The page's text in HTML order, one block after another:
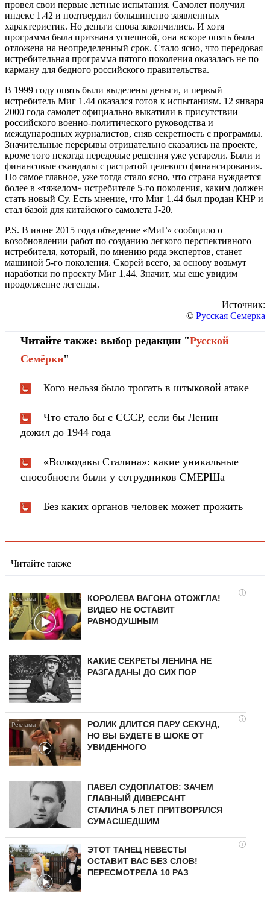
провел свои первые летные испытания. Самолет получил
индекс 1.42 и подтвердил большинство заявленных
характеристик. Но деньги снова закончились. И хотя
программа была признана успешной, она вскоре опять была
отложена на неопределенный срок. Стало ясно, что передовая
истребительная программа пятого поколения оказалась не по
карману для бедного российского правительства.
В 1999 году опять были выделены деньги, и первый
истребитель Миг 1.44 оказался готов к испытаниям. 12 января
2000 года самолет официально выкатили в присутствии
российского военно-политического руководства и
международных журналистов, сняв секретность с программы.
Значительные перерывы отрицательно сказались на проекте,
кроме того некогда передовые решения уже устарели. Были и
финансовые скандалы с растратой целевого финансирования.
Но самое главное, уже тогда стало ясно, что страна нуждается
более в «тяжелом» истребителе 5-го поколения, каким должен
стать новый Су. Есть мнение, что Миг 1.44 был продан КНР и
стал базой для китайского самолета J-20.
P.S. В июне 2015 года объедение «МиГ» сообщило о
возобновлении работ по созданию легкого перспективного
истребителя, который, по мнению ряда экспертов, станет
машиной 5-го поколения. Скорей всего, за основу возьмут
наработки по проекту Миг 1.44. Значит, мы еще увидим
продолжение легенды.
Источник:
© Русская Семерка
Читайте также: выбор редакции "Русской
Cемёрки"
Кого нельзя было трогать в штыковой атаке
Что стало бы с СССР, если бы Ленин
дожил до 1944 года
«Волкодавы Сталина»: какие уникальные
способности были у сотрудников СМЕРШа
Без каких органов человек может прожить
Читайте также
i
КОРОЛЕВА ВАГОНА ОТОЖГЛА!
ВИДЕО НЕ ОСТАВИТ
РАВНОДУШНЫМ
КАКИЕ СЕКРЕТЫ ЛЕНИНА НЕ
РАЗГАДАНЫ ДО СИХ ПОР
i
РОЛИК ДЛИТСЯ ПАРУ СЕКУНД,
НО ВЫ БУДЕТЕ В ШОКЕ ОТ
УВИДЕННОГО
ПАВЕЛ СУДОПЛАТОВ: ЗАЧЕМ
ГЛАВНЫЙ ДИВЕРСАНТ
СТАЛИНА 5 ЛЕТ ПРИТВОРЯЛСЯ
СУМАСШЕДШИМ
i
ЭТОТ ТАНЕЦ НЕВЕСТЫ
ОСТАВИТ ВАС БЕЗ СЛОВ!
ПЕРЕСМОТРЕЛА 10 РАЗ